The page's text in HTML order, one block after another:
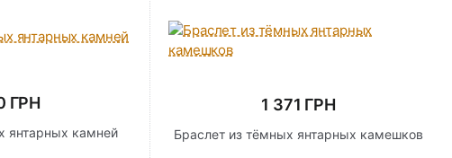
ГРН
янтарных камней
1 371 ГРН
Браслет из тёмных янтарных камешков